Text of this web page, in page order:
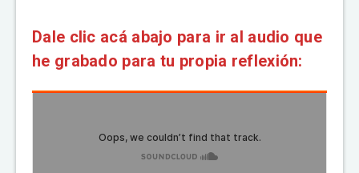
Dale clic acá abajo para ir al audio que
he grabado para tu propia reflexión: